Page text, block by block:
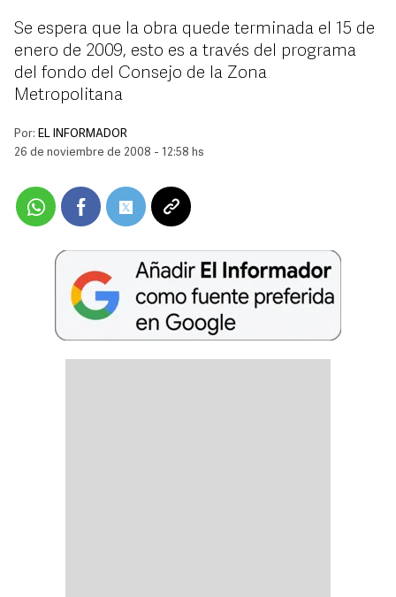
Se espera que la obra quede terminada el 15 de
enero de 2009, esto es a través del programa
del fondo del Consejo de la Zona
Metropolitana
Por: EL INFORMADOR
26 de noviembre de 2008 - 12:58 hs